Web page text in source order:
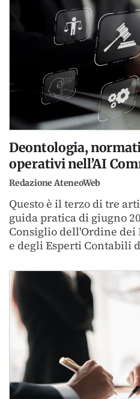
Deontologia,
operativi nell’AI
Redazione AteneoWeb
Questo è il terzo di tre
guida pratica di giugno
Consiglio dell'Ordine
e degli Esperti Contabili